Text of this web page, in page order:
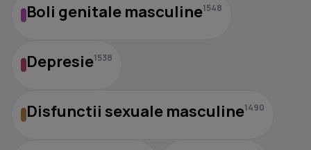
Boli genitale masculine1548
Depresie1538
Disfunctii sexuale masculine1490